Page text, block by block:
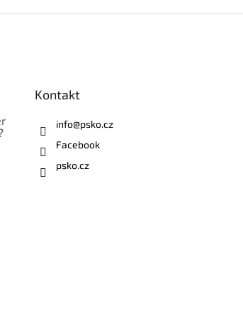
Kontakt
info@psko.cz
Facebook
psko.cz